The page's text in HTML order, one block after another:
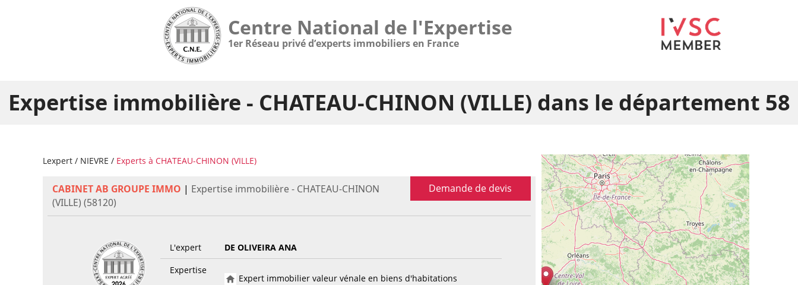
Centre National de l'Expertise
1er Réseau privé d’experts immobiliers en France
Expertise immobilière - CHATEAU-CHINON (VILLE) dans le département 58
Lexpert / NIEVRE / Experts à CHATEAU-CHINON (VILLE)
CABINET AB GROUPE IMMO | Expertise immobilière - CHATEAU-CHINON
(VILLE) (58120)
Demande de devis
L'expert
DE OLIVEIRA ANA
Expertise
Expert immobilier valeur vénale en biens d'habitations